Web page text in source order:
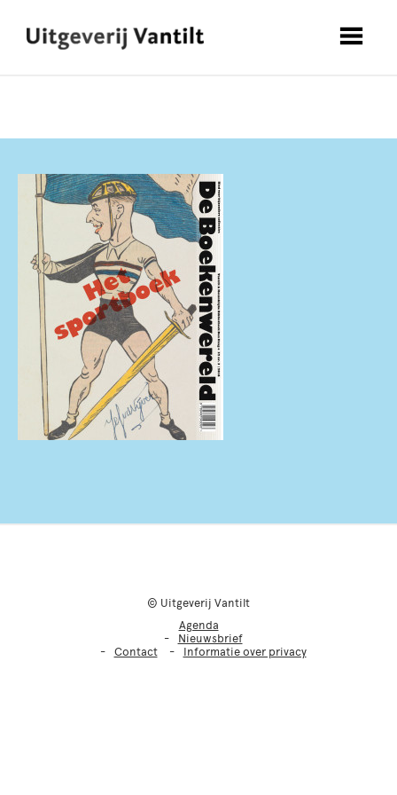
© Uitgeverij Vantilt
Agenda
Nieuwsbrief
Contact
Informatie over privacy